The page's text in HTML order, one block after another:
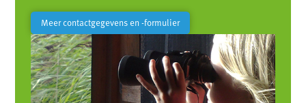
Meer contactgegevens en -formulier